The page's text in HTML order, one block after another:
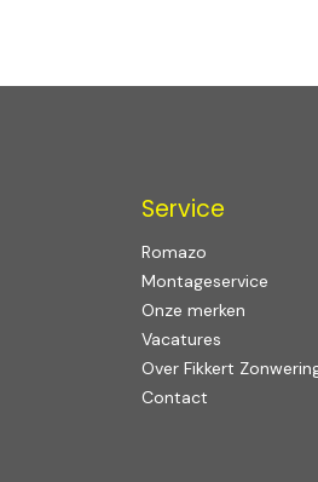
Service
Romazo
Montageservice
Onze merken
Vacatures
Over Fikkert
Contact